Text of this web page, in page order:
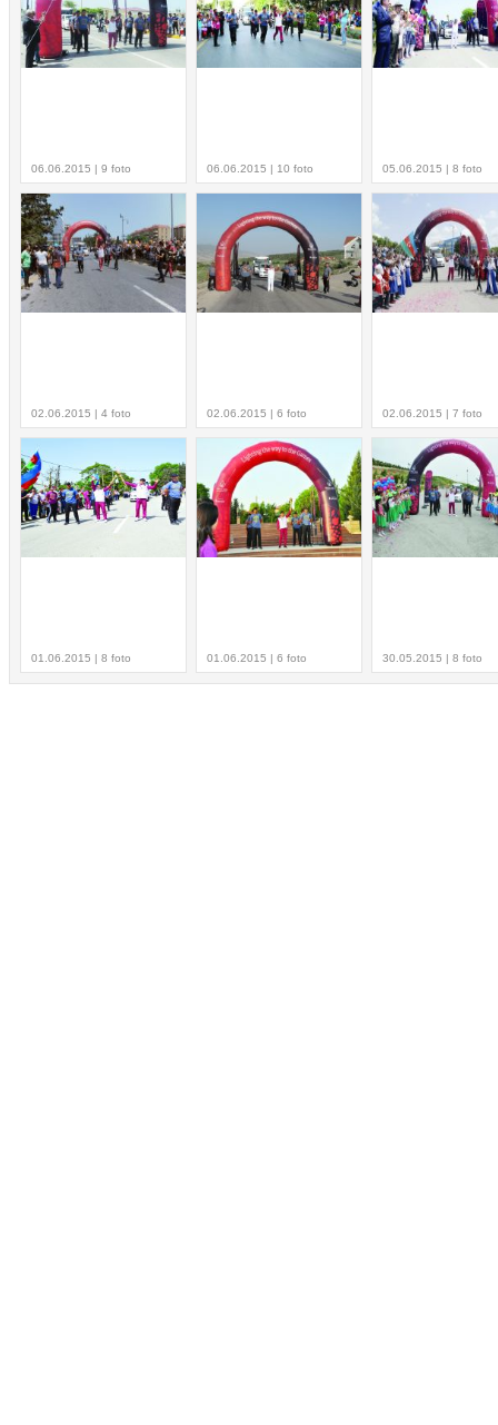
06.06.2015 | 9 foto 06.06.2015 | 10 foto 05.06.2015 | 8 foto
02.06.2015 | 4 foto 02.06.2015 | 6 foto 02.06.2015 | 7 foto
01.06.2015 | 8 foto 01.06.2015 | 6 foto 30.05.2015 | 8 foto